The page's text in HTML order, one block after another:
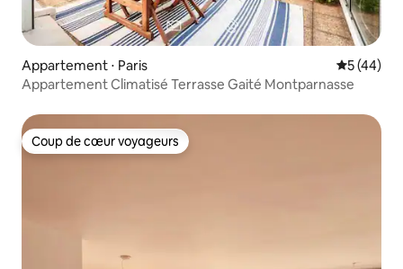
Appartement ⋅ Paris
5 (44)
Appartement Climatisé Terrasse Gaité Montparnasse
Coup de cœur voyageurs
Coup de cœur voyageurs